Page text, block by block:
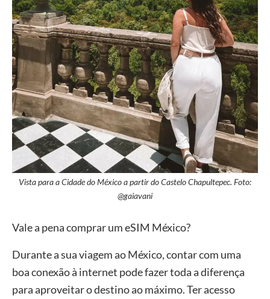
Vista para a Cidade do México a partir do Castelo Chapultepec. Foto:
@gaiavani
Vale a pena comprar um eSIM México?
Durante a sua viagem ao México, contar com uma
boa conexão à internet pode fazer toda a diferença
para aproveitar o destino ao máximo. Ter acesso